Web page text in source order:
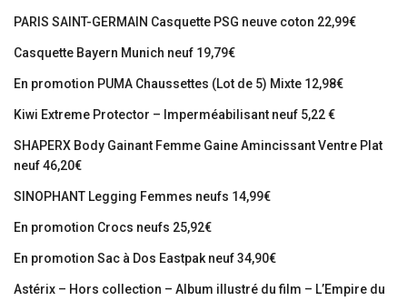
PARIS SAINT-GERMAIN Casquette PSG neuve coton 22,99€
Casquette Bayern Munich neuf 19,79€
En promotion PUMA Chaussettes (Lot de 5) Mixte 12,98€
Kiwi Extreme Protector – Imperméabilisant neuf 5,22 €
SHAPERX Body Gainant Femme Gaine Amincissant Ventre Plat
neuf 46,20€
SINOPHANT Legging Femmes neufs 14,99€
En promotion Crocs neufs 25,92€
En promotion Sac à Dos Eastpak neuf 34,90€
Astérix – Hors collection – Album illustré du film – L’Empire du